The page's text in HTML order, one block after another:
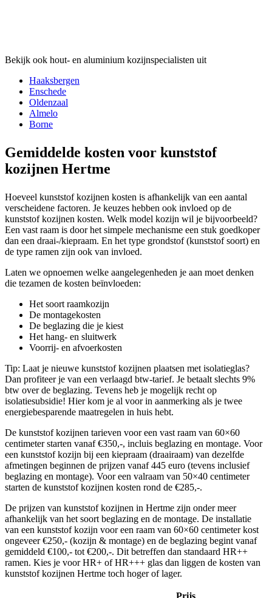
Bekijk ook hout- en aluminium kozijnspecialisten uit
Haaksbergen
Enschede
Oldenzaal
Almelo
Borne
Gemiddelde kosten voor kunststof
kozijnen Hertme
Hoeveel kunststof kozijnen kosten is afhankelijk van een aantal
verscheidene factoren. Je keuzes hebben ook invloed op de
kunststof kozijnen kosten. Welk model kozijn wil je bijvoorbeeld?
Een vast raam is door het simpele mechanisme een stuk goedkoper
dan een draai-/kiepraam. En het type grondstof (kunststof soort) en
de type ramen zijn ook van invloed.
Laten we opnoemen welke aangelegenheden je aan moet denken
die tezamen de kosten beïnvloeden:
Het soort raamkozijn
De montagekosten
De beglazing die je kiest
Het hang- en sluitwerk
Voorrij- en afvoerkosten
Tip: Laat je nieuwe kunststof kozijnen plaatsen met isolatieglas?
Dan profiteer je van een verlaagd btw-tarief. Je betaalt slechts 9%
btw over de beglazing. Tevens heb je mogelijk recht op
isolatiesubsidie! Hier kom je al voor in aanmerking als je twee
energiebesparende maatregelen in huis hebt.
De kunststof kozijnen tarieven voor een vast raam van 60×60
centimeter starten vanaf €350,-, incluis beglazing en montage. Voor
een kunststof kozijn bij een kiepraam (draairaam) van dezelfde
afmetingen beginnen de prijzen vanaf 445 euro (tevens inclusief
beglazing en montage). Voor een valraam van 50×40 centimeter
starten de kunststof kozijnen kosten rond de €285,-.
De prijzen van kunststof kozijnen in Hertme zijn onder meer
afhankelijk van het soort beglazing en de montage. De installatie
van een kunststof kozijn voor een raam van 60×60 centimeter kost
ongeveer €250,- (kozijn & montage) en de beglazing begint vanaf
gemiddeld €100,- tot €200,-. Dit betreffen dan standaard HR++
ramen. Kies je voor HR+ of HR+++ glas dan liggen de kosten van
kunststof kozijnen Hertme toch hoger of lager.
Prijs